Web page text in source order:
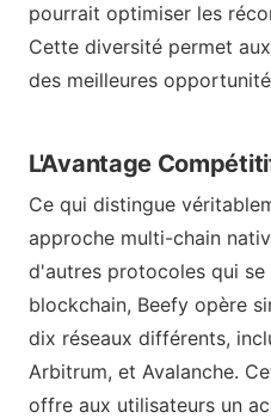
pourrait optimiser les
Cette diversité permet
des meilleures
L'Avantage
Ce qui distingue
approche multi-chain
d'autres protocoles qui
blockchain, Beefy opère
dix réseaux différents,
Arbitrum, et Avalanche.
offre aux utilisateurs un